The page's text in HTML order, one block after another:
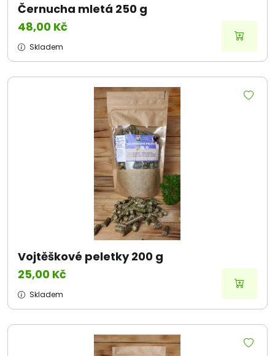
Černucha mletá 250 g
48,00 Kč
Skladem
Vojtěškové peletky 200 g
25,00 Kč
Skladem